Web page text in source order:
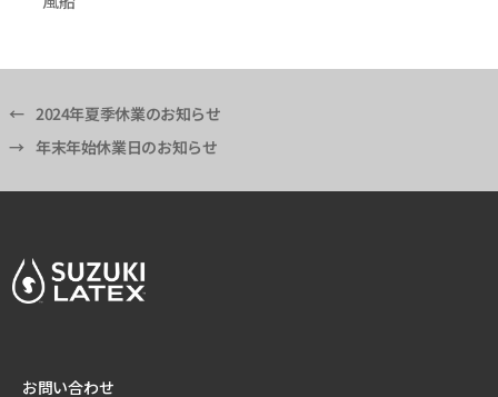
← 2024年夏季休業のお知らせ
→ 年末年始休業日のお知らせ
お問い合わせ